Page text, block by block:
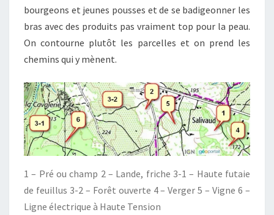
bourgeons et jeunes pousses et de se badigeonner les
bras avec des produits pas vraiment top pour la peau.
On contourne plutôt les parcelles et on prend les
chemins qui y mènent.
1 – Pré ou champ 2 – Lande, friche 3-1 – Haute futaie
de feuillus 3-2 – Forêt ouverte 4 – Verger 5 – Vigne 6 –
Ligne électrique à Haute Tension